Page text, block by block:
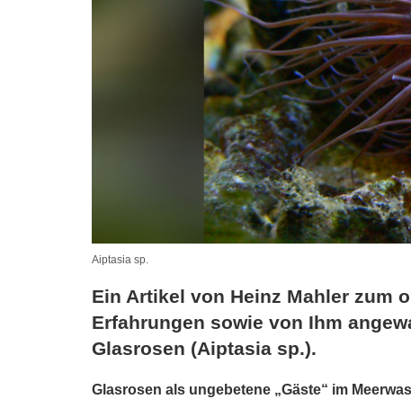
Aiptasia sp.
Ein Artikel von Heinz Mahler zum
Erfahrungen sowie von Ihm
Glasrosen (Aiptasia sp.).
Glasrosen als ungebetene „Gäste“ im